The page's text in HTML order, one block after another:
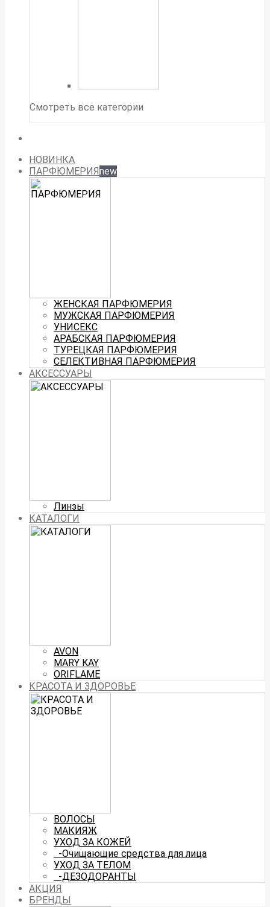
Смотреть все категории
НОВИНКА
ПАРФЮМЕРИЯnew
ЖЕНСКАЯ ПАРФЮМЕРИЯ
МУЖСКАЯ ПАРФЮМЕРИЯ
УНИСЕКС
АРАБСКАЯ ПАРФЮМЕРИЯ
ТУРЕЦКАЯ ПАРФЮМЕРИЯ
СЕЛЕКТИВНАЯ ПАРФЮМЕРИЯ
АКСЕССУАРЫ
Линзы
КАТАЛОГИ
AVON
MARY KAY
ORIFLAME
КРАСОТА И ЗДОРОВЬЕ
ВОЛОСЫ
МАКИЯЖ
УХОД ЗА КОЖЕЙ
-Очищающие средства для лица
УХОД ЗА ТЕЛОМ
-ДЕЗОДОРАНТЫ
АКЦИЯ
БРЕНДЫ